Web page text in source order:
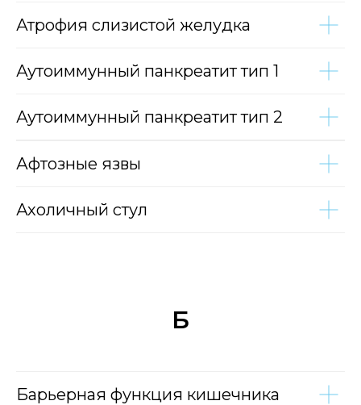
Атрофия слизистой желудка
Аутоиммунный панкреатит тип 1
Аутоиммунный панкреатит тип 2
Афтозные язвы
Ахоличный стул
Б
Барьерная функция кишечника